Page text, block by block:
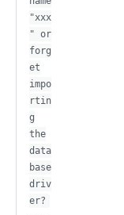
"xxx
" or
forg
et
impo
rtin
g
the
data
base
driv
er?